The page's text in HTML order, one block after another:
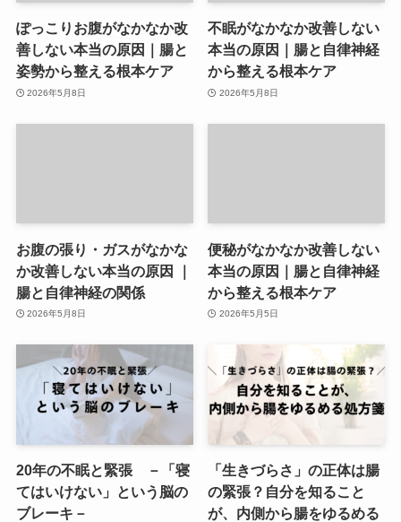
ぽっこりお腹がなかなか改
善しない本当の原因｜腸と
姿勢から整える根本ケア
2026年5月8日
不眠がなかなか改善しない
本当の原因｜腸と自律神経
から整える根本ケア
2026年5月8日
お腹の張り・ガスがなかな
か改善しない本当の原因 ｜
腸と自律神経の関係
2026年5月8日
便秘がなかなか改善しない
本当の原因｜腸と自律神経
から整える根本ケア
2026年5月5日
20年の不眠と緊張 －「寝
てはいけない」という脳の
ブレーキ－
「生きづらさ」の正体は腸
の緊張？自分を知ること
が、内側から腸をゆるめる